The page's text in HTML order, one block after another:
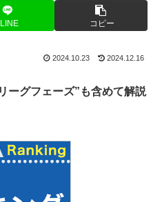
LINE コピー
2024.10.23 2024.12.16
ーグフェーズ”も含めて解説